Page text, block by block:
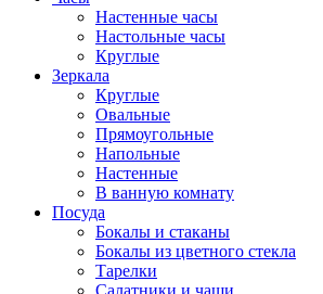
Настенные часы
Настольные часы
Круглые
Зеркала
Круглые
Овальные
Прямоугольные
Напольные
Настенные
В ванную комнату
Посуда
Бокалы и стаканы
Бокалы из цветного стекла
Тарелки
Салатники и чаши